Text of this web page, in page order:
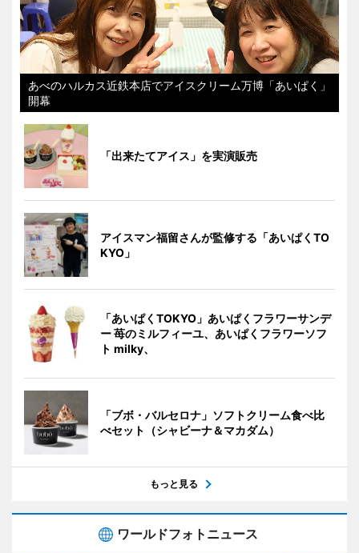
あべのハルカス近鉄本店でアイスクリーム万博「あいぱく」
開幕
「出来たてアイス」を実演販売
アイスマン福留さんが監修する「あいぱくTO
KYO」
「あいぱくTOKYO」あいぱくフラワーサンデ
ー 苺のミルフィーユ、あいぱくフラワーソフ
ト milky、
「ブボ・バルセロナ」ソフトクリーム食べ比
べセット（シャビーナ＆マカダム）
もっと見る
ワールドフォトニュース